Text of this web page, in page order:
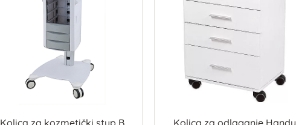
Kolica za kozmetički stup B Kolica za odlaganje Handy